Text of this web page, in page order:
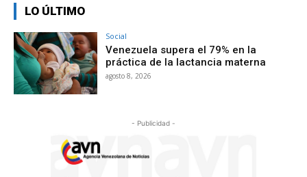
LO ÚLTIMO
Social
Venezuela supera el 79% en la
práctica de la lactancia materna
agosto 8, 2026
- Publicidad -